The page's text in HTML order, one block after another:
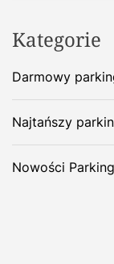
Kategorie
Darmowy
Najtańszy
Nowości